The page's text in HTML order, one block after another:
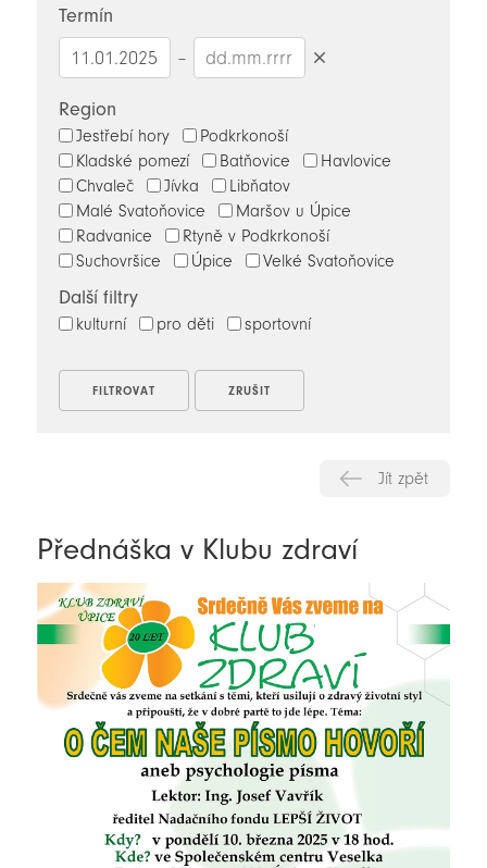
Termín
–
Region
Jestřebí hory
Podkrkonoší
Kladské pomezí
Batňovice
Havlovice
Chvaleč
Jívka
Libňatov
Malé Svatoňovice
Maršov u Úpice
Radvanice
Rtyně v Podkrkonoší
Suchovršice
Úpice Velké Svatoňovice
Další filtry
kulturní pro děti sportovní
Jít zpět
Přednáška v Klubu zdraví